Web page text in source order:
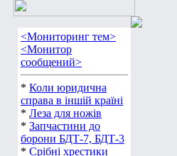
<Мониторинг тем>
<Монитор
сообщений>
* Коли юридична
справа в іншій країні
* Леза для ножів
* Запчастини до
борони БДТ-7, БДТ-3
* Срібні хрестики